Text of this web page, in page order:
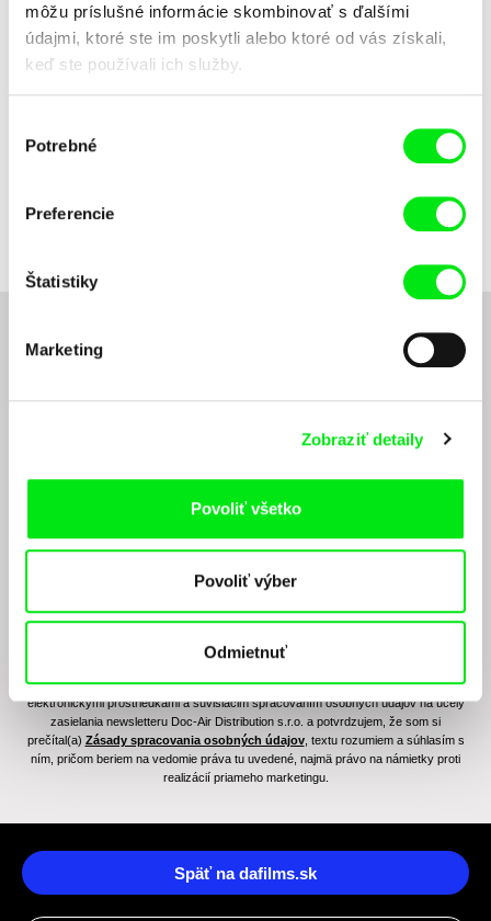
môžu príslušné informácie skombinovať s ďalšími
údajmi, ktoré ste im poskytli alebo ktoré od vás získali,
keď ste používali ich služby.
súhlasu
Potrebné
Preferencie
Štatistiky
Marketing
Zobraziť detaily
Povoliť všetko
Povoliť výber
Odmietnuť
Paccolat
Sladký domov
Chcete byť pravidelne informovaní o novinkách v
Odoslaním registrácie k Newsletteru súhlasím so zasielaním obchodných oznámení
elektronickými prostriedkami a súvisiacim spracovaním osobných údajov na účely
zasielania newsletteru Doc-Air Distribution s.r.o. a potvrdzujem, že som si
prečítal(a) Zásady spracovania osobných údajov, textu rozumiem a súhlasím s
ním, pričom beriem na vedomie práva tu uvedené, najmä právo na námietky proti
realizácií priameho marketingu.
Späť na dafilms.sk